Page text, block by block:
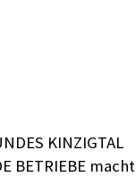
KINZIGTAL
BETRIEBE macht